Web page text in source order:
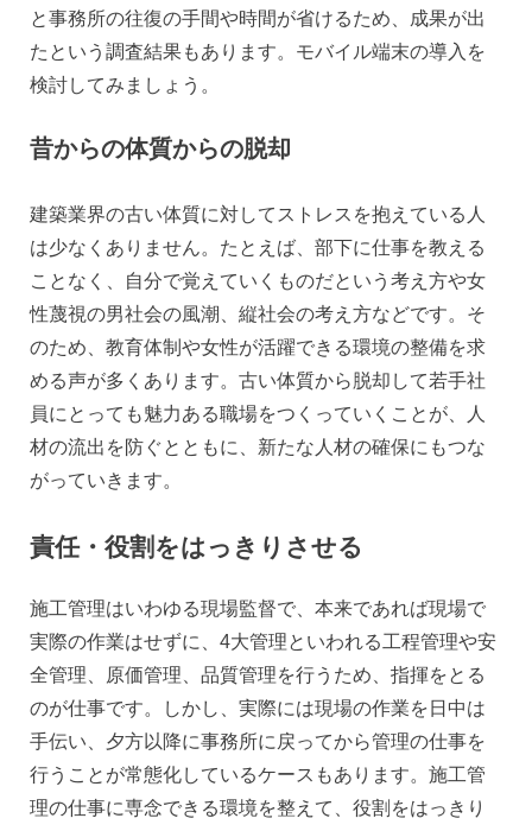
と事務所の往復の手間や時間が省けるため、成果が出
たという調査結果もあります。モバイル端末の導入を
検討してみましょう。
昔からの体質からの脱却
建築業界の古い体質に対してストレスを抱えている人
は少なくありません。たとえば、部下に仕事を教える
ことなく、自分で覚えていくものだという考え方や女
性蔑視の男社会の風潮、縦社会の考え方などです。そ
のため、教育体制や女性が活躍できる環境の整備を求
める声が多くあります。古い体質から脱却して若手社
員にとっても魅力ある職場をつくっていくことが、人
材の流出を防ぐとともに、新たな人材の確保にもつな
がっていきます。
責任・役割をはっきりさせる
施工管理はいわゆる現場監督で、本来であれば現場で
実際の作業はせずに、4大管理といわれる工程管理や安
全管理、原価管理、品質管理を行うため、指揮をとる
のが仕事です。しかし、実際には現場の作業を日中は
手伝い、夕方以降に事務所に戻ってから管理の仕事を
行うことが常態化しているケースもあります。施工管
理の仕事に専念できる環境を整えて、役割をはっきり